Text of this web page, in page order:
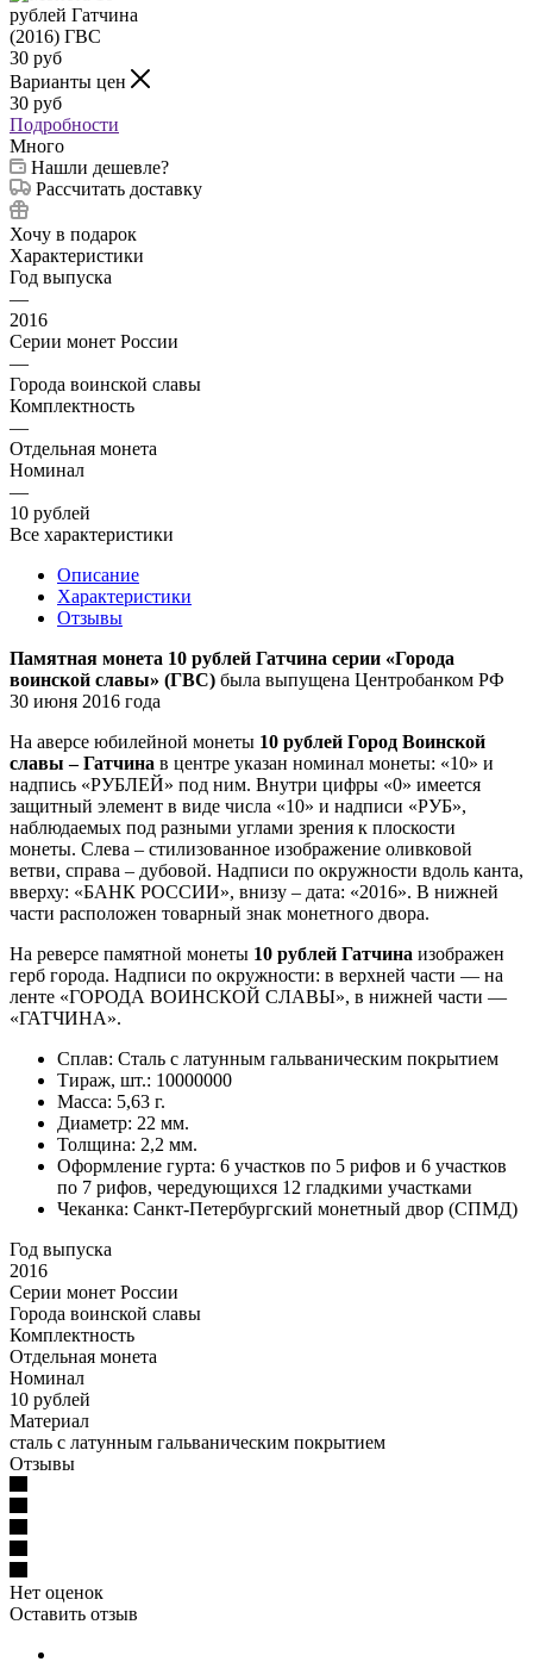
30 руб
Варианты цен
30 руб
Подробности
Много
Нашли дешевле?
Рассчитать доставку
Хочу в подарок
Характеристики
Год выпуска
—
2016
Серии монет России
—
Города воинской славы
Комплектность
—
Отдельная монета
Номинал
—
10 рублей
Все характеристики
Описание
Характеристики
Отзывы
Памятная монета 10 рублей Гатчина серии «Города
воинской славы» (ГВС) была выпущена Центробанком РФ
30 июня 2016 года
На аверсе юбилейной монеты 10 рублей Город Воинской
славы – Гатчина в центре указан номинал монеты: «10» и
надпись «РУБЛЕЙ» под ним. Внутри цифры «0» имеется
защитный элемент в виде числа «10» и надписи «РУБ»,
наблюдаемых под разными углами зрения к плоскости
монеты. Слева – стилизованное изображение оливковой
ветви, справа – дубовой. Надписи по окружности вдоль канта,
вверху: «БАНК РОССИИ», внизу – дата: «2016». В нижней
части расположен товарный знак монетного двора.
На реверсе памятной монеты 10 рублей Гатчина изображен
герб города. Надписи по окружности: в верхней части — на
ленте «ГОРОДА ВОИНСКОЙ СЛАВЫ», в нижней части —
«ГАТЧИНА».
Сплав: Сталь с латунным гальваническим покрытием
Тираж, шт.: 10000000
Масса: 5,63 г.
Диаметр: 22 мм.
Толщина: 2,2 мм.
Оформление гурта: 6 участков по 5 рифов и 6 участков
по 7 рифов, чередующихся 12 гладкими участками
Чеканка: Санкт-Петербургский монетный двор (СПМД)
Год выпуска
2016
Серии монет России
Города воинской славы
Комплектность
Отдельная монета
Номинал
10 рублей
Материал
сталь с латунным гальваническим покрытием
Отзывы
Нет оценок
Оставить отзыв